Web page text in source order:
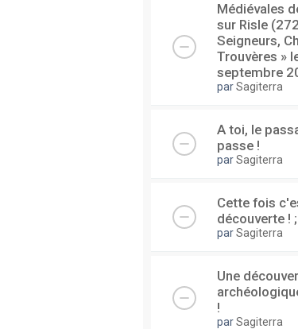
Médiévales
sur Risle
Seigneurs,
Trouvères »
septembre
parSagiterra
A toi, le
passe !
parSagiterra
Cette fois
découverte !
parSagiterra
Une
!
parSagiterra